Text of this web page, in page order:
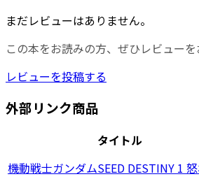
まだレビューはありません。
この本をお読みの方、ぜひレビューを
レビューを投稿する
外部リンク商品
タイトル
機動戦士ガンダムSEED DESTINY 1